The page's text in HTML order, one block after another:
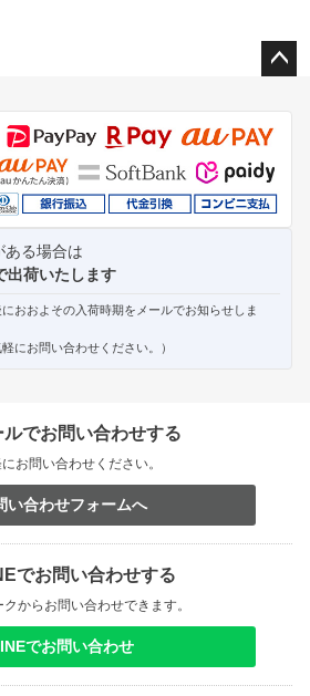
ジト
ップ
へ
ある場合は
出荷いたします
おおよその入荷時期をメールでお知らせしま
にお問い合わせください。）
ルでお問い合わせする
お問い合わせください。
い合わせフォームへ
でお問い合わせする
からお問い合わせできます。
でお問い合わせ